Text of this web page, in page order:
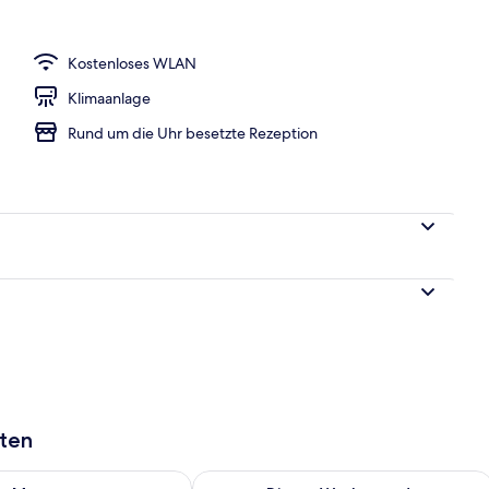
Kostenloses WLAN
Klimaanlage
Rund um die Uhr besetzte Rezeption
Aug. 9. für morgen, Aug. 9 - Aug. 10.
Überprüfe die Verfügbarkeit für